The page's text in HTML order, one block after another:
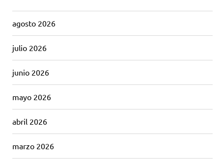
agosto 2026
julio 2026
junio 2026
mayo 2026
abril 2026
marzo 2026